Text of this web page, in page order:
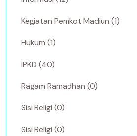
Kegiatan Pemkot Madiun (1)
Hukum (1)
IPKD (40)
Ragam Ramadhan (0)
Sisi Religi (0)
Sisi Religi (0)